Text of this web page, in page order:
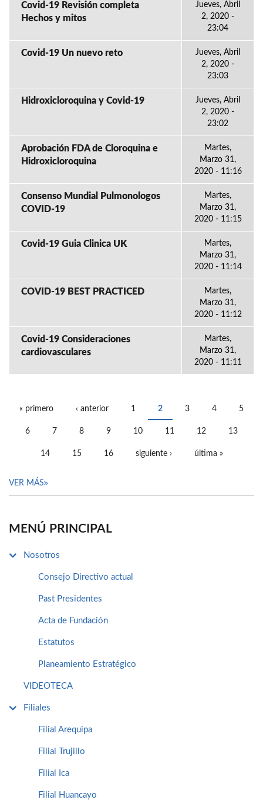
Covid-19 Revisión completa
Hechos y mitos
Jueves, Abril
2, 2020 -
23:04
Covid-19 Un nuevo reto
Jueves, Abril
2, 2020 -
23:03
Hidroxicloroquina y Covid-19
Jueves, Abril
2, 2020 -
23:02
Aprobación FDA de Cloroquina e
Hidroxicloroquina
Martes,
Marzo 31,
2020 - 11:16
Consenso Mundial Pulmonologos
COVID-19
Martes,
Marzo 31,
2020 - 11:15
Covid-19 Guia Clinica UK
Martes,
Marzo 31,
2020 - 11:14
COVID-19 BEST PRACTICED
Martes,
Marzo 31,
2020 - 11:12
Covid-19 Consideraciones
cardiovasculares
Martes,
Marzo 31,
2020 - 11:11
« primero ‹ anterior 1 2 3 4 5
6 7 8 9 10 11 12 13
14 15 16 siguiente › última »
VER MÁS
MENÚ PRINCIPAL
Nosotros
Consejo Directivo actual
Past Presidentes
Acta de Fundación
Estatutos
Planeamiento Estratégico
VIDEOTECA
Filiales
Filial Arequipa
Filial Trujillo
Filial Ica
Filial Huancayo